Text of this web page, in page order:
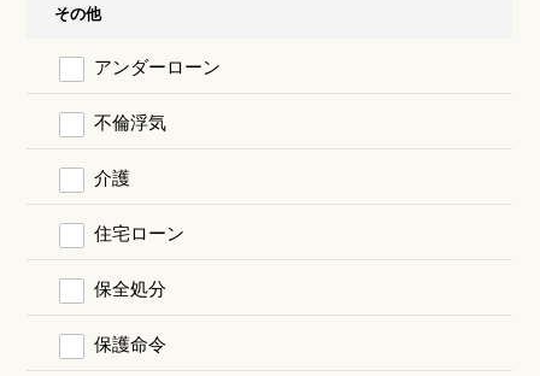
その他
アンダーローン
不倫浮気
介護
住宅ローン
保全処分
保護命令